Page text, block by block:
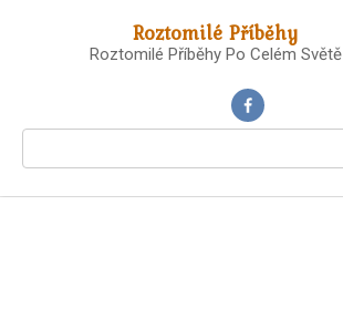
Roztomilé Příběhy
Roztomilé Příběhy Po Celém Světě